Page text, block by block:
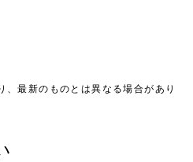
最新のものとは異なる場合があり